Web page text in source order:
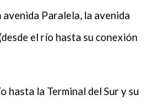
avenida Paralela, la avenida
el río hasta su conexión
hasta la Terminal del Sur y su